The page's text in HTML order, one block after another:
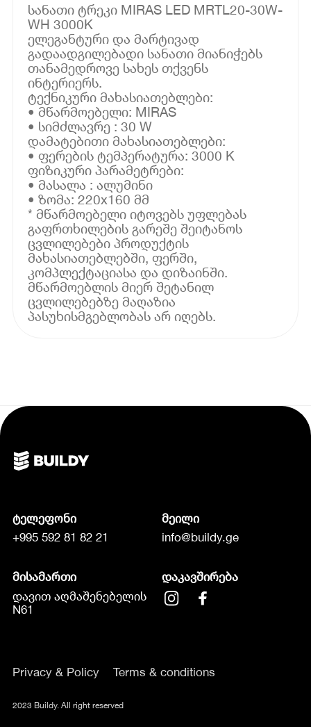
სანათი ტრეკი MIRAS LED MRTL20-30W-
WH 3000K
ელეგანტური და მარტივად
გადაადგილებადი სანათი მიანიჭებს
თანამედროვე სახეს თქვენს
ინტერიერს.
ტექნიკური მახასიათებლები:
• მწარმოებელი: MIRAS
• სიმძლავრე : 30 W
დამატებითი მახასიათებლები:
• ფერების ტემპერატურა: 3000 K
ფიზიკური პარამეტრები:
• მასალა : ალუმინი
• ზომა: 220x160 მმ
* მწარმოებელი იტოვებს უფლებას
გაფრთხილების გარეშე შეიტანოს
ცვლილებები პროდუქტის
მახასიათებლებში, ფერში,
კომპლექტაციასა და დიზაინში.
მწარმოებლის მიერ შეტანილ
ცვლილებებზე მაღაზია
პასუხისმგებლობას არ იღებს.
ტელეფონი
+995 592 81 82 21
მეილი
info@buildy.ge
მისამართი
დავით აღმაშენებელის
N61
დაკავშირება
Privacy & Policy Terms & conditions
2023 Buildy. All right reserved